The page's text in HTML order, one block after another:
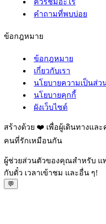
คำถามที่พบบ่อย
ข้อกฎหมาย
ข้อกฎหมาย
เกี่ยวกับเรา
นโยบายความเป็นส่ว
นโยบายคุกกี้
ผังเว็บไซต์
สร้างด้วย ❤️ เพื่อผู้เดินทางแล
คนที่รักเหมือนกัน
ผู้ช่วยส่วนตัวของคุณสำหรับ แ
กับตั๋ว เวลาเข้าชม และอื่น ๆ!
💬